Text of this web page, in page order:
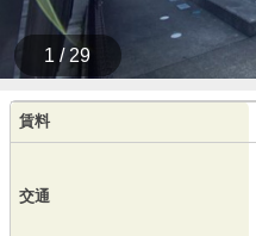
1 / 29
賃料
交通